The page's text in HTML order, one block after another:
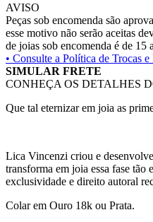
AVISO
Peças sob encomenda são
esse motivo não serão aceitas
de joias sob encomenda é de 15
• Consulte a Política de Trocas
SIMULAR FRETE
CONHEÇA OS DETALHES
Que tal eternizar em joia as
Lica Vincenzi criou e
transforma em joia essa fase tão
exclusividade e direito autoral
Colar em Ouro 18k ou Prata.